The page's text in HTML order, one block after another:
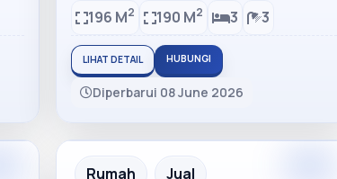
196 M2 190 M2 3 3
LIHAT DETAIL HUBUNGI
Diperbarui 08 June 2026
Recommended
Rumah Jual